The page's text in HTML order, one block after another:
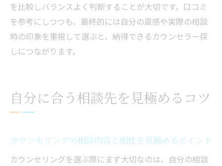
を比較しバランスよく判断することが大切です。口コミ
を参考にしつつも、最終的には自分の直感や実際の相談
時の印象を重視して選ぶと、納得できるカウンセラー探
しにつながります。
自分に合う相談先を見極めるコツ
カウンセリングの相談内容と相性を見極めるポイント
カウンセリングを選ぶ際にまず大切なのは、自分の相談